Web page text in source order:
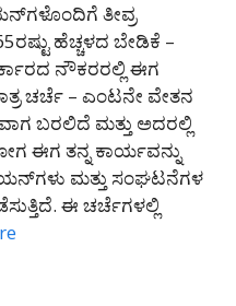
ತೀವ್ರ
ಹೆಚ್ಚಳದ ಬೇಡಿಕೆ –
ನೌಕರರಲ್ಲಿ ಈಗ
ಚರ್ಚೆ – ಎಂಟನೇ ವೇತನ
ಬರಲಿದೆ ಮತ್ತು ಅದರಲ್ಲಿ
ಈಗ ತನ್ನ ಕಾರ್ಯವನ್ನು
ಮತ್ತು ಸಂಘಟನೆಗಳ
ಈ ಚರ್ಚೆಗಳಲ್ಲಿ